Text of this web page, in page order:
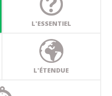
L'ESSENTIEL
L'ÉTENDUE